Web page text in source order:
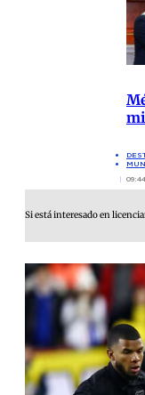
Si está interesado en